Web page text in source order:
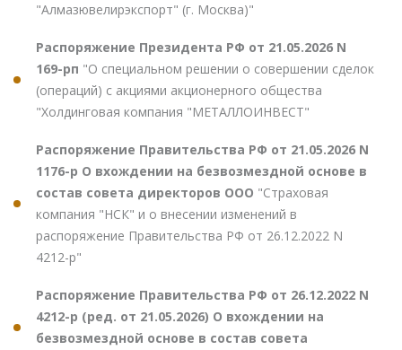
"Алмазювелирэкспорт" (г. Москва)"
Распоряжение Президента РФ от 21.05.2026 N
169-рп "О специальном решении о совершении сделок
(операций) с акциями акционерного общества
"Холдинговая компания "МЕТАЛЛОИНВЕСТ"
Распоряжение Правительства РФ от 21.05.2026 N
1176-р О вхождении на безвозмездной основе в
состав совета директоров ООО "Страховая
компания "НСК" и о внесении изменений в
распоряжение Правительства РФ от 26.12.2022 N
4212-р"
Распоряжение Правительства РФ от 26.12.2022 N
4212-р (ред. от 21.05.2026) О вхождении на
безвозмездной основе в состав совета